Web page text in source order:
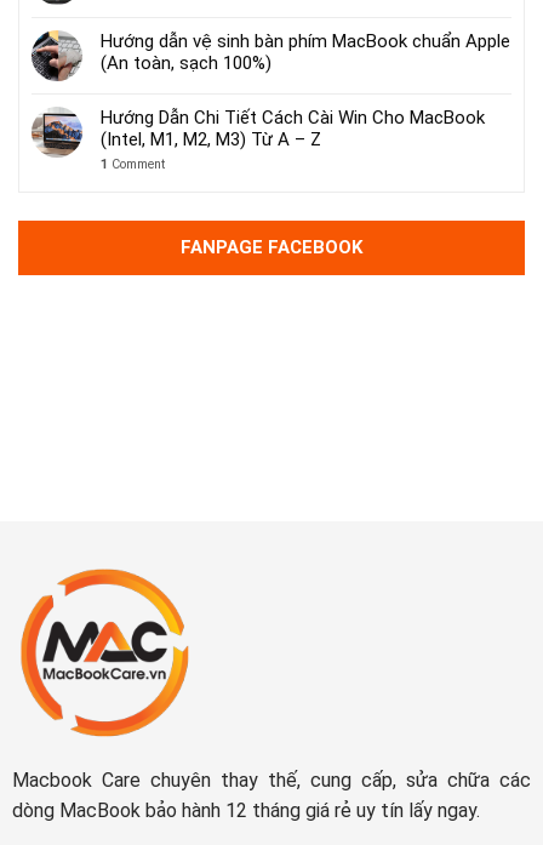
Hướng dẫn vệ sinh bàn phím MacBook chuẩn Apple
(An toàn, sạch 100%)
Hướng Dẫn Chi Tiết Cách Cài Win Cho MacBook
(Intel, M1, M2, M3) Từ A – Z
1 Comment
FANPAGE FACEBOOK
Macbook Care chuyên thay thế, cung cấp, sửa chữa các
dòng MacBook bảo hành 12 tháng giá rẻ uy tín lấy ngay.